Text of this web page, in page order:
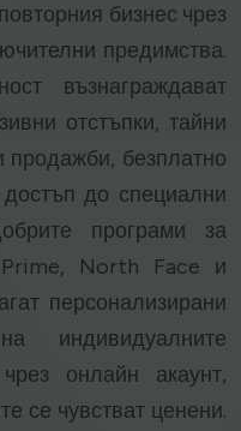
бизнес чрез
предимства.
възнаграждават
отстъпки, тайни
продажби, безплатно
до специални
програми за
North Face и
персонализирани
индивидуалните
онлайн акаунт,
се чувстват ценени.